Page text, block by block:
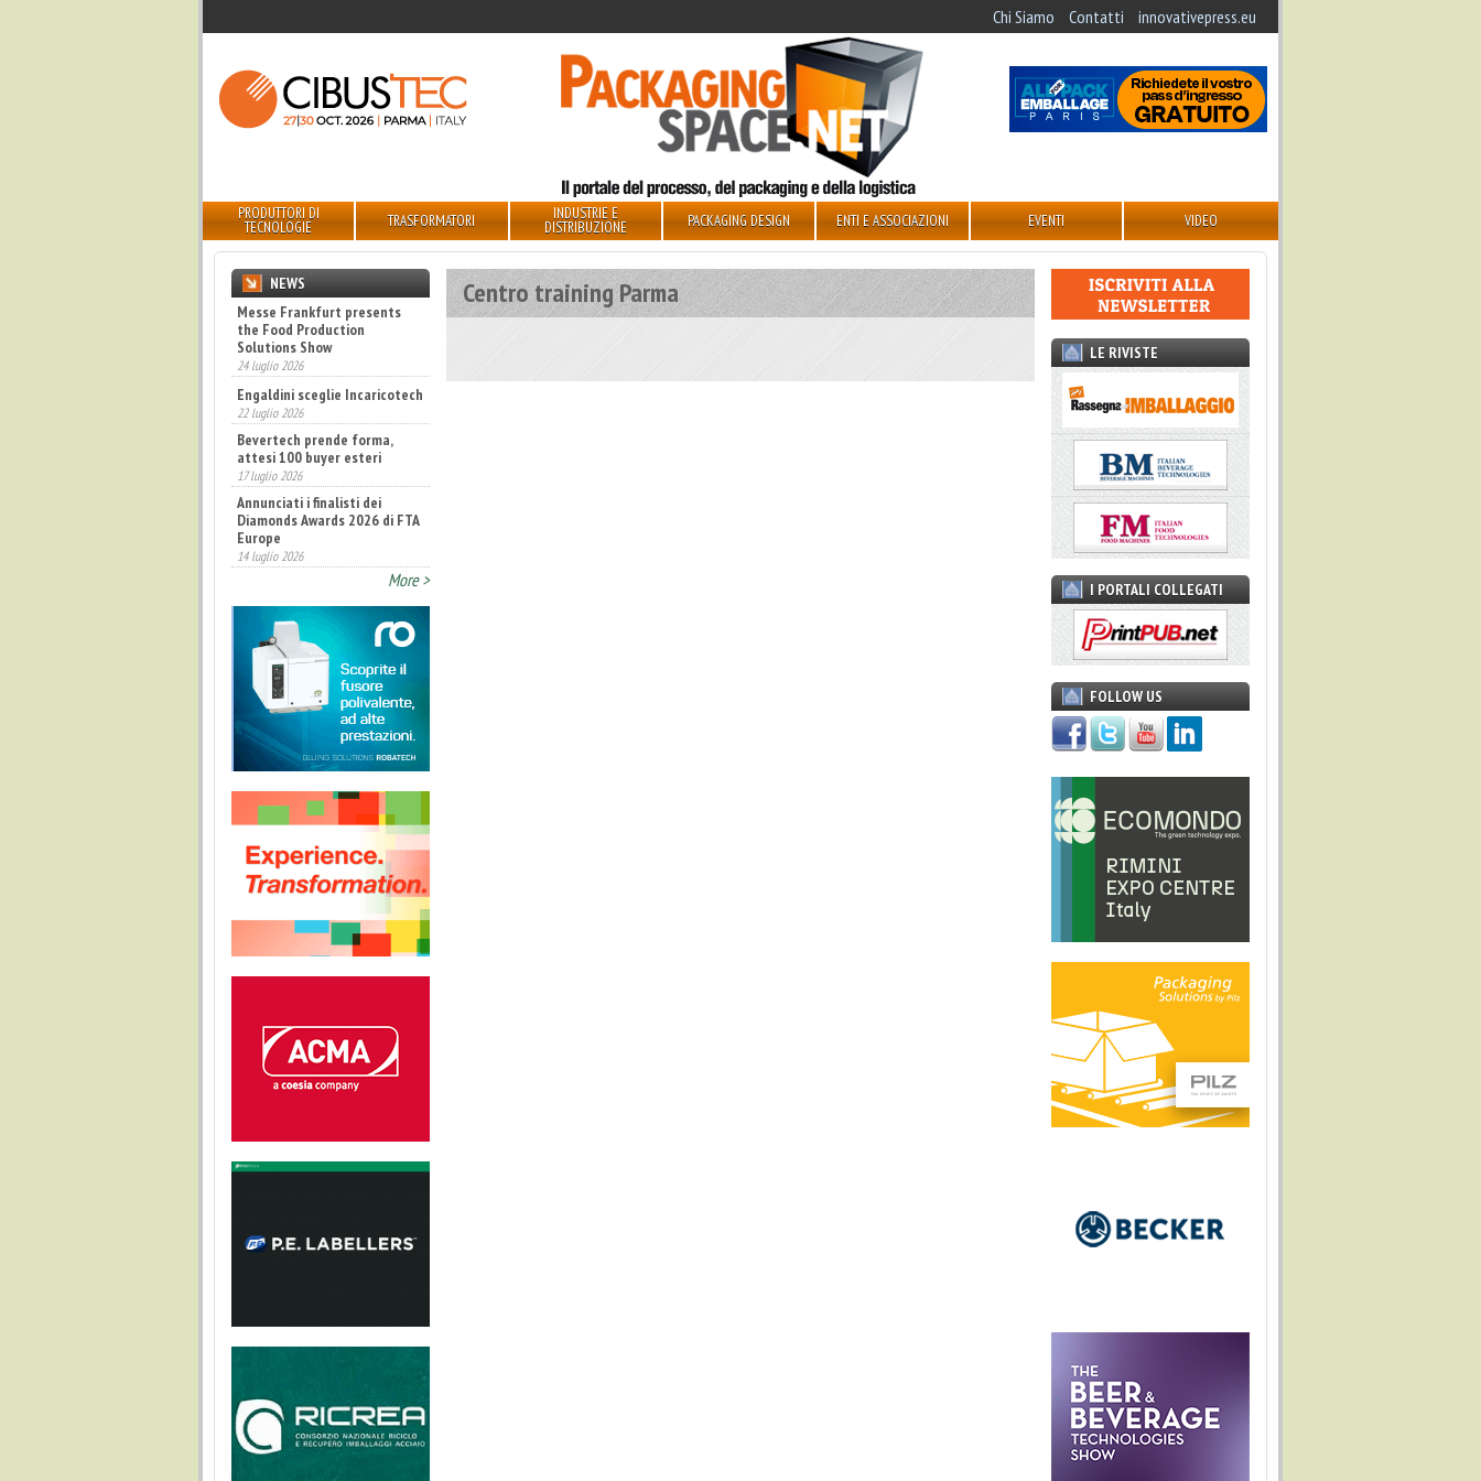
Chi Siamo Contatti innovativepress.eu
PRODUTTORI DI
TECNOLOGIE TRASFORMATORI INDUSTRIE E
DISTRIBUZIONE PACKAGING DESIGN ENTI E ASSOCIAZIONI EVENTI VIDEO
Centro training Parma
NEWS
Messe Frankfurt presents
the Food Production
Solutions Show
24 luglio 2026
Engaldini sceglie Incaricotech
22 luglio 2026
Bevertech prende forma,
attesi 100 buyer esteri
17 luglio 2026
Annunciati i finalisti dei
Diamonds Awards 2026 di FTA
Europe
14 luglio 2026
l'industria cosmetica in Italia
10 luglio 2026
More >
LE RIVISTE
I PORTALI COLLEGATI
FOLLOW US